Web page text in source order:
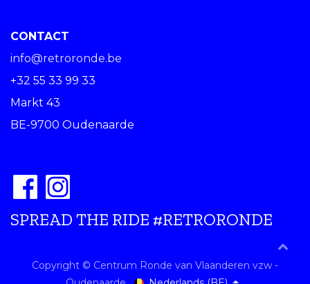
CONTACT
info@retroronde.be
+32 55 33 99 33
Markt 43
BE-9700 Oudenaarde
SPREAD THE RIDE #RETRORONDE
Copyright © Centrum Ronde van Vlaanderen vzw -